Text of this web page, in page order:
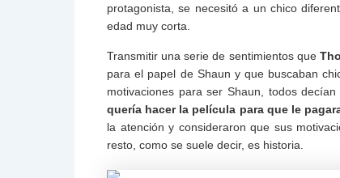
protagonista, se necesitó a un chico
edad muy corta.
Transmitir una serie de sentimientos que
para el papel de Shaun y que buscaban
motivaciones para ser Shaun, todos
quería hacer la película para que le
la atención y consideraron que sus
resto, como se suele decir, es historia.